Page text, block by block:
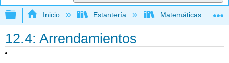
Expandir/contraer jerarquía global
Inicio Estantería Matemáticas
12.4: Arrendamientos